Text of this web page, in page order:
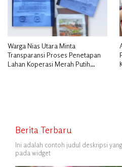
Warga Nias Utara Minta
Transparansi Proses Penetapan
Lahan Koperasi Merah Putih
Berita Terbaru
Ini adalah contoh judul deskripsi
pada widget